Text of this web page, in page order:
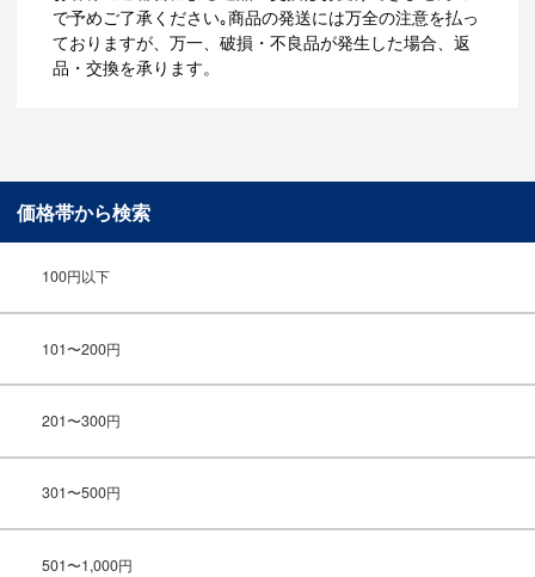
で予めご了承ください｡商品の発送には万全の注意を払っ
ておりますが、万一、破損・不良品が発生した場合、返
品・交換を承ります。
価格帯から検索
100円以下
101〜200円
201〜300円
301〜500円
501〜1,000円